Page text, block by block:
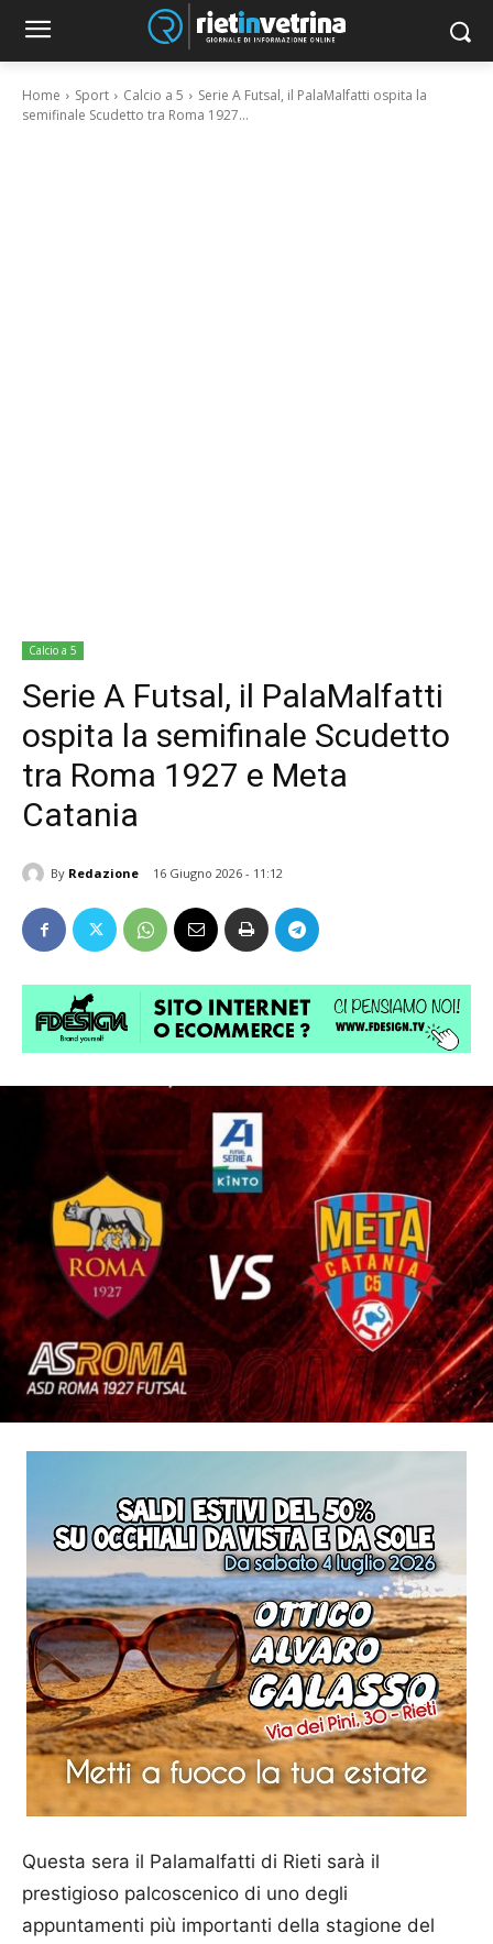
Home Sport Calcio a 5
Serie A Futsal, il PalaMalfatti ospita la
semifinale Scudetto tra Roma 1927...
Calcio a 5
Serie A Futsal, il PalaMalfatti
ospita la semifinale Scudetto
tra Roma 1927 e Meta
Catania
By Redazione 16 Giugno 2026 - 11:12
Questa sera il Palamalfatti di Rieti sarà il
prestigioso palcoscenico di uno degli
appuntamenti più importanti della stagione del